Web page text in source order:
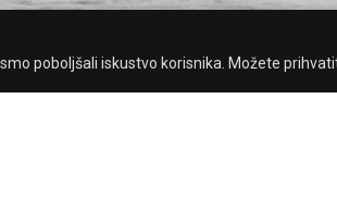
poboljšali iskustvo korisnika. Možete